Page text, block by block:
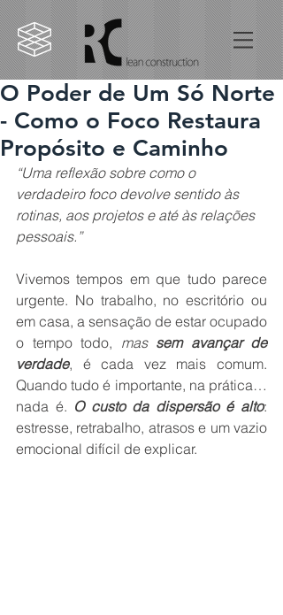
O Poder de Um Só Norte
- Como o Foco Restaura
Propósito e Caminho
“Uma reflexão sobre como o
verdadeiro foco devolve sentido às
rotinas, aos projetos e até às relações
pessoais.”
Vivemos tempos em que tudo parece
urgente. No trabalho, no escritório ou
em casa, a sensação de estar ocupado
o tempo todo, mas sem avançar de
verdade, é cada vez mais comum.
Quando tudo é importante, na prática…
nada é. O custo da dispersão é alto:
estresse, retrabalho, atrasos e um vazio
emocional difícil de explicar.